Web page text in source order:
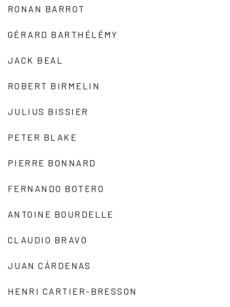
RONAN BARROT
GÉRARD BARTHÉLÉMY
JACK BEAL
ROBERT BIRMELIN
JULIUS BISSIER
PETER BLAKE
PIERRE BONNARD
FERNANDO BOTERO
ANTOINE BOURDELLE
CLAUDIO BRAVO
JUAN CÁRDENAS
HENRI CARTIER-BRESSON